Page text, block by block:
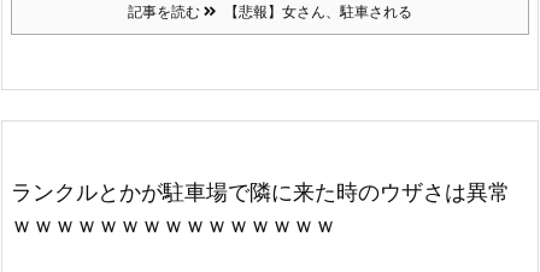
記事を読む 【悲報】女さん、駐車される
ランクルとかが駐車場で隣に来た時のウザさは異常
ｗｗｗｗｗｗｗｗｗｗｗｗｗｗｗ